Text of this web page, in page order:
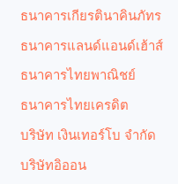
ธนาคารเกียรตินาคินภัทร
ธนาคารแลนด์แอนด์เฮ้าส์
ธนาคารไทยพาณิชย์
ธนาคารไทยเครดิต
บริษัท เงินเทอร์โบ จำกัด
บริษัทอิออน